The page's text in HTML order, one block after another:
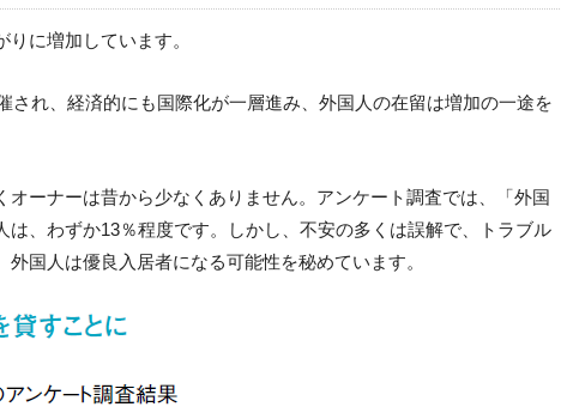
に増加しています。
され、経済的にも国際化が一層進み、外国人の在留は増加の一途を
オーナーは昔から少なくありません。アンケート調査では、「外国
は、わずか13％程度です。しかし、不安の多くは誤解で、トラブル
国人は優良入居者になる可能性を秘めています。